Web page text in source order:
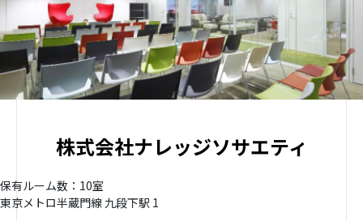
株式会社ナレッジソサエティ
保有ルーム数：10室
東京メトロ半蔵門線 九段下駅 1